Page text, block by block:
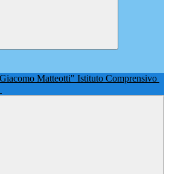
Istituto Comprensivo